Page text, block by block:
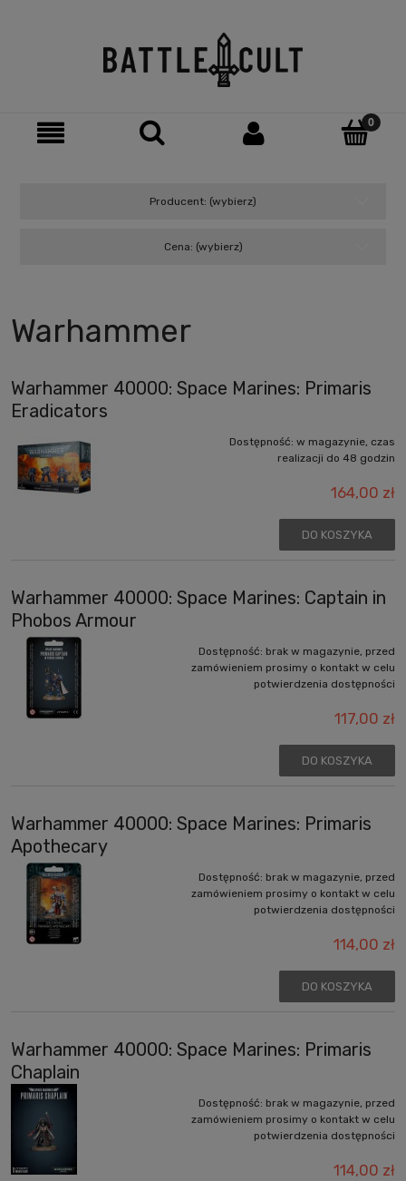
Producent: (wybierz)
Cena: (wybierz)
Warhammer
Warhammer 40000: Space Marines: Primaris
Eradicators
Dostępność: w magazynie, czas
realizacji do 48 godzin
164,00 zł
DO KOSZYKA
Warhammer 40000: Space Marines: Captain in
Phobos Armour
Dostępność: brak w magazynie, przed
zamówieniem prosimy o kontakt w celu
potwierdzenia dostępności
117,00 zł
DO KOSZYKA
Warhammer 40000: Space Marines: Primaris
Apothecary
Dostępność: brak w magazynie, przed
zamówieniem prosimy o kontakt w celu
potwierdzenia dostępności
114,00 zł
DO KOSZYKA
Warhammer 40000: Space Marines: Primaris
Chaplain
Dostępność: brak w magazynie, przed
zamówieniem prosimy o kontakt w celu
potwierdzenia dostępności
114,00 zł